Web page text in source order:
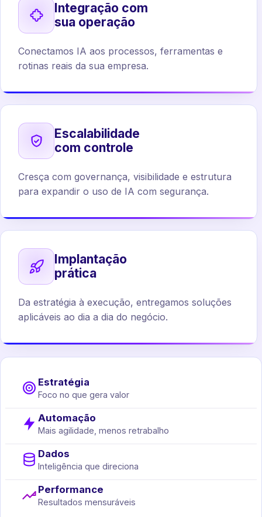
Integração com
sua operação
Conectamos IA aos processos, ferramentas e
rotinas reais da sua empresa.
Escalabilidade
com controle
Cresça com governança, visibilidade e estrutura
para expandir o uso de IA com segurança.
Implantação
prática
Da estratégia à execução, entregamos soluções
aplicáveis ao dia a dia do negócio.
Estratégia
Foco no que gera valor
Automação
Mais agilidade, menos retrabalho
Dados
Inteligência que direciona
Performance
Resultados mensuráveis